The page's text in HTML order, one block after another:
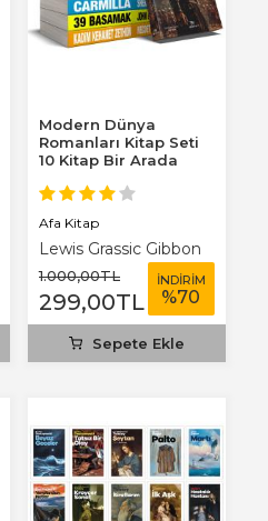
Modern Dünya
Romanları Kitap Seti
10 Kitap Bir Arada
Afa Kitap
Lewis Grassic Gibbon
1.000,00TL
299,00TL
İNDİRİM
%70
Sepete Ekle